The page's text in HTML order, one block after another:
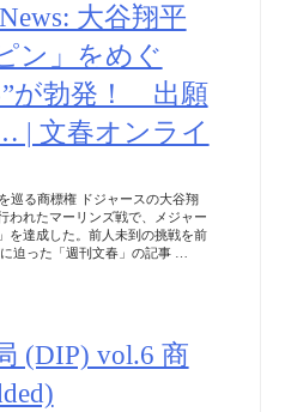
大谷翔平
ン」をめぐ
”が勃発！ 出願
| 文春オンライ
る商標権 ドジャースの大谷翔
われたマーリンズ戦で、メジャー
を達成した。前人未到の挑戦を前
迫った「週刊文春」の記事 …
(DIP) vol.6 商